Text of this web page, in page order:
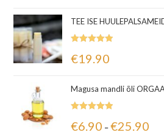
TEE ISE
5.00 / 5
€19.90
Magusa mandli õli
5.00/ 5
€6.90 – €25.90